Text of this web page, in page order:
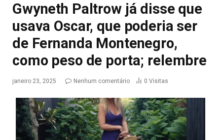
Gwyneth Paltrow já disse que
usava Oscar, que poderia ser
de Fernanda Montenegro,
como peso de porta; relembre
janeiro 23, 2025 Nenhum comentário 0 Visitas